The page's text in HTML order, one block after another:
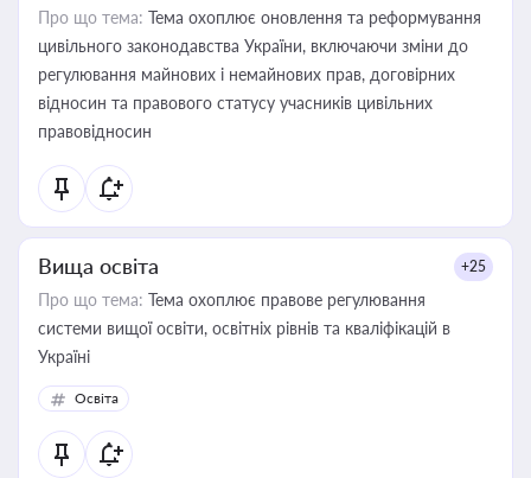
Про що тема: Тема охоплює оновлення та реформування
цивільного законодавства України, включаючи зміни до
регулювання майнових і немайнових прав, договірних
відносин та правового статусу учасників цивільних
правовідносин
Вища освіта +25
Про що тема: Тема охоплює правове регулювання
системи вищої освіти, освітніх рівнів та кваліфікацій в
Україні
Освіта